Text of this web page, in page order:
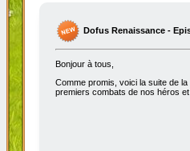
Dofus Renaissance -
Bonjour à tous,
Comme promis, voici la suite de
premiers combats de nos héros